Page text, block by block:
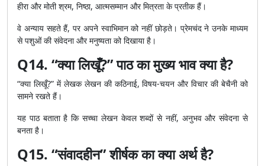
हीरा और मोती श्रम, निष्ठा, आत्मसम्मान और मित्रता के प्रतीक हैं।
वे अन्याय सहते हैं, पर अपने स्वाभिमान को नहीं छोड़ते। प्रेमचंद ने उनके माध्यम
से पशुओं की संवेदना और मनुष्यता को दिखाया है।
Q14. “क्या लिखूँ?” पाठ का मुख्य भाव क्या है?
“क्या लिखूँ?” में लेखक लेखन की कठिनाई, विषय-चयन और विचार की बेचैनी को
सामने रखते हैं।
यह पाठ बताता है कि सच्चा लेखन केवल शब्दों से नहीं, अनुभव और संवेदना से
बनता है।
Q15. “संवादहीन” शीर्षक का क्या अर्थ है?